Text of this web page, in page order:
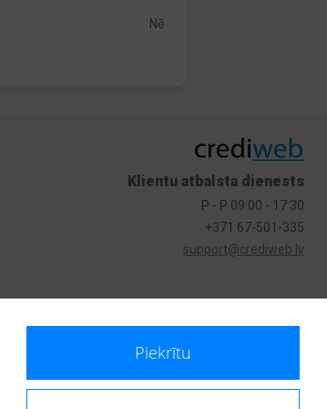
Nē
Klientu atbalsta dienests
P - P 09:00 - 17:30
+371 67-501-335
support@crediweb.lv
Piekrītu